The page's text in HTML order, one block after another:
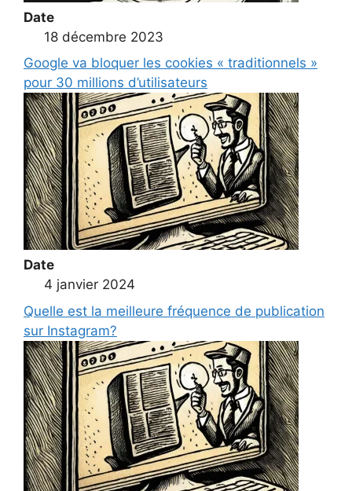
Date
18 décembre 2023
Google va bloquer les cookies « traditionnels »
pour 30 millions d’utilisateurs
Date
4 janvier 2024
Quelle est la meilleure fréquence de publication
sur Instagram?